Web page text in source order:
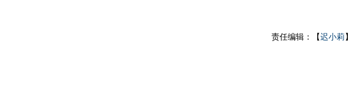
责任编辑：【迟小莉 】